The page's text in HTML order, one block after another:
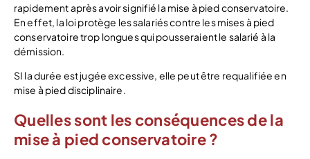
rapidement après avoir signifié la mise à pied conservatoire.
En effet, la loi protège les salariés contre les mises à pied
conservatoire trop longues qui pousseraient le salarié à la
démission.
SI la durée est jugée excessive, elle peut être requalifiée en
mise à pied disciplinaire.
Quelles sont les conséquences de la
mise à pied conservatoire ?